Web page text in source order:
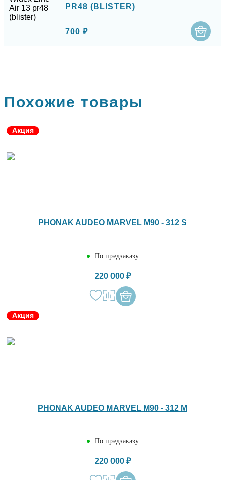
PR48 (BLISTER)
700 ₽
Похожие товары
Акция
PHONAK AUDEO MARVEL M90 - 312 S
По предзаказу
220 000 ₽
Акция
PHONAK AUDEO MARVEL M90 - 312 M
По предзаказу
220 000 ₽